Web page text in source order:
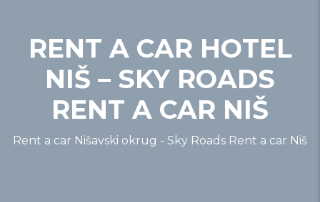
RENT A CAR HOTEL
NIŠ – SKY ROADS
RENT A CAR NIŠ
Rent a car Nišavski okrug - Sky Roads Rent a car Niš